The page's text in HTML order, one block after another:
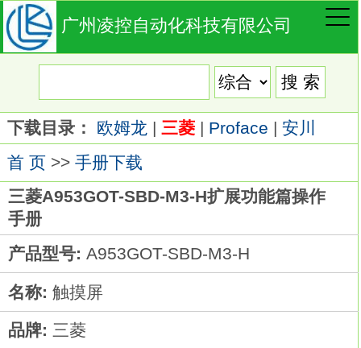
广州凌控自动化科技有限公司
下载目录： 欧姆龙 | 三菱| Proface | 安川
首 页>> 手册下载
三菱A953GOT-SBD-M3-H扩展功能篇操作
手册
产品型号: A953GOT-SBD-M3-H
名称: 触摸屏
品牌: 三菱